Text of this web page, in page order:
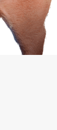
Ese es el